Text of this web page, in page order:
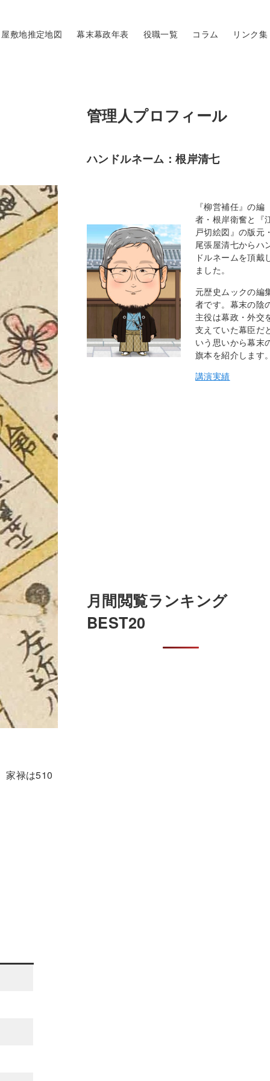
屋敷地推定地図 幕末幕政年表 役職一覧 コラム リンク集
家禄は510
管理人プロフィール
ハンドルネーム：根岸清七
『柳営補任』の編
者・根岸衛奮と『
戸切絵図』の版元
尾張屋清七からハ
ドルネームを頂戴
ました。
元歴史ムックの編
者です。幕末の陰
主役は幕政・外交
支えていた幕臣だ
いう思いから幕末
旗本を紹介します
講演実績
月間閲覧ランキング
BEST20